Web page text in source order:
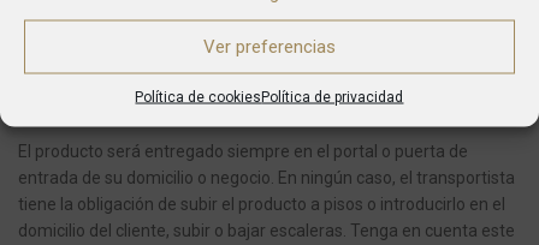
Ver preferencias
Política de cookiesPolítica de privacidad
pondrá en contacto con usted para fijar la nueva entrega.
En caso de pedidos con varios artículos, es posible que reciba su
pedido en varias entregas.
El producto será entregado siempre en el portal o puerta de
entrada de su domicilio o negocio. En ningún caso, el transportista
tiene la obligación de subir el producto a pisos o introducirlo en el
domicilio del cliente, subir o bajar escaleras. Tenga en cuenta este